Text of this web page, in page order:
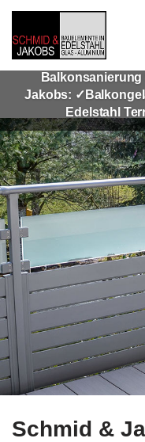
Zum
Inhalt
springen
Jakobs:
Edelstahl
Schmid &